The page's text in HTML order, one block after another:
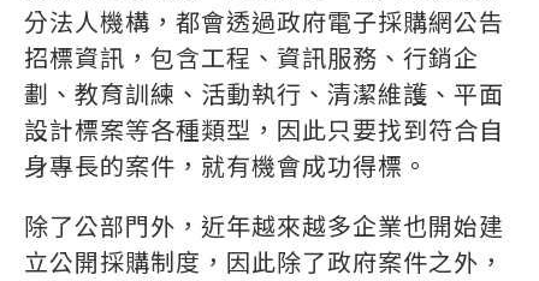
分法人機構，都會透過政府電子採購網公告
招標資訊，包含工程、資訊服務、行銷企
劃、教育訓練、活動執行、清潔維護、平面
設計標案等各種類型，因此只要找到符合自
身專長的案件，就有機會成功得標。
除了公部門外，近年越來越多企業也開始建
立公開採購制度，因此除了政府案件之外，